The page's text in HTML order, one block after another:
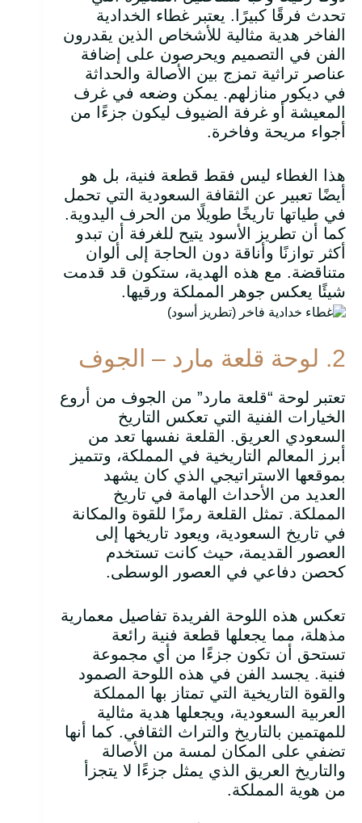
تحدث فرقًا كبيرًا. يعتبر غطاء الخدادية
الفاخر هدية مثالية للأشخاص الذين يقدرون
الفن في التصميم ويحرصون على إضافة
عناصر تراثية تمزج بين الأصالة والحداثة
في ديكور منازلهم. يمكن وضعه في غرف
المعيشة أو غرفة الضيوف ليكون جزءًا من
أجواء مريحة وفاخرة.
هذا الغطاء ليس فقط قطعة فنية، بل هو
أيضًا تعبير عن الثقافة السعودية التي تحمل
في طياتها تاريخًا طويلًا من الحرف اليدوية.
كما أن تطريز الأسود يتيح للغرفة أن تبدو
أكثر توازنًا وأناقة دون الحاجة إلى ألوان
متناقضة. مع هذه الهدية، ستكون قد قدمت
شيئًا يعكس جوهر المملكة ورقيها.
2. لوحة قلعة مارد – الجوف
تعتبر لوحة “قلعة مارد” من الجوف من أروع
الخيارات الفنية التي تعكس التاريخ
السعودي العريق. القلعة نفسها تعد من
أبرز المعالم التاريخية في المملكة، وتتميز
بموقعها الاستراتيجي الذي كان يشهد
العديد من الأحداث الهامة في تاريخ
المملكة. تمثل القلعة رمزًا للقوة والمكانة
في تاريخ السعودية، ويعود تاريخها إلى
العصور القديمة، حيث كانت تستخدم
كحصن دفاعي في العصور الوسطى.
تعكس هذه اللوحة الفريدة تفاصيل معمارية
مذهلة، مما يجعلها قطعة فنية رائعة
تستحق أن تكون جزءًا من أي مجموعة
فنية. يجسد الفن في هذه اللوحة الصمود
والقوة التاريخية التي تمتاز بها المملكة
العربية السعودية، ويجعلها هدية مثالية
للمهتمين بالتاريخ والتراث الثقافي. كما أنها
تضفي على المكان لمسة من الأصالة
والتاريخ العريق الذي يمثل جزءًا لا يتجزأ
من هوية المملكة.